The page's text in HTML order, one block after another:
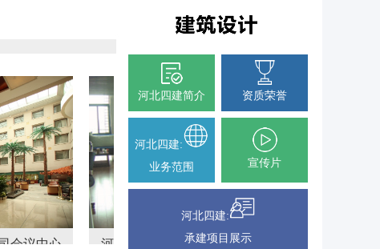
河北省电力勘探设计研究院科研办公楼
河北四建简介 资质荣誉
河北四建:
业务范围
宣传片
河北四建:
承建项目展示